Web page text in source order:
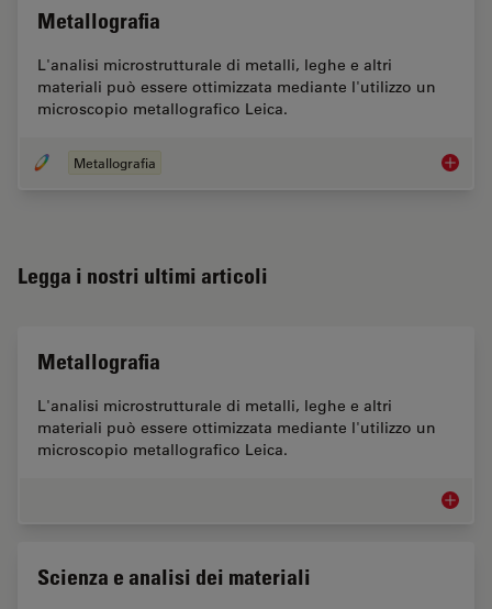
Metallografia
L'analisi microstrutturale di metalli, leghe e altri
materiali può essere ottimizzata mediante l'utilizzo un
microscopio metallografico Leica.
Metallografia
Legga i nostri ultimi articoli
Metallografia
L'analisi microstrutturale di metalli, leghe e altri
materiali può essere ottimizzata mediante l'utilizzo un
microscopio metallografico Leica.
Scienza e analisi dei materiali